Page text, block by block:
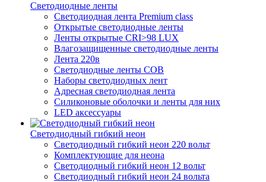
Светодиодные ленты
Светодиодная лента Premium class
Открытые светодиодные ленты
Ленты открытые CRI>98 LUX
Влагозащищенные светодиодные ленты
Лента 220в
Светодиодные ленты COB
Наборы светодиодных лент
Адресная светодиодная лента
Силиконовые оболочки и ленты для них
LED аксессуары
Светодиодный гибкий неон
Светодиодный гибкий неон 220 вольт
Комплектующие для неона
Светодиодный гибкий неон 12 вольт
Светодиодный гибкий неон 24 вольта